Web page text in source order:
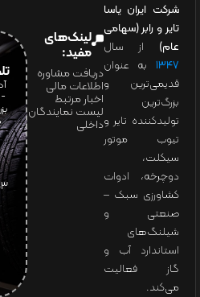
شرکت ایران یاسا
تایر و رابر (سهامی
عام) از سال
۱۳۴۷ به عنوان
قدیمی‌ترین و
بزرگ‌ترین
تولیدکننده تایر و
تیوب موتور
سیکلت،
دوچرخه، ادوات
کشاورزی سبک –
صنعتی و
شیلنگ‌های
استاندارد آب و
گاز فعالیت
می‌کند.
لینک‌های
مفید:
دریافت مشاوره
اطلاعات مالی
اخبار مرتبط
لیست نمایندگان
داخلی